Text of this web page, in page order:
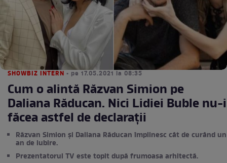
SHOWBIZ INTERN • pe 17.05.2021 la 08:35
Cum o alintă Răzvan Simion pe
Daliana Răducan. Nici Lidiei Buble nu-i
făcea astfel de declarații
Răzvan Simion și Daliana Răducan împlinesc cât de curând un
an de iubire.
Prezentatorul TV este topit după frumoasa arhitectă.